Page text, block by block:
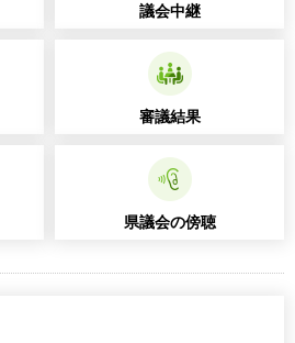
議会中継
審議結果
県議会の傍聴